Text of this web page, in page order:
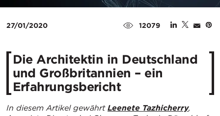
27/01/2020 12079
Die Architektin in Deutschland
und Großbritannien – ein
Erfahrungsbericht
In diesem Artikel gewährt Leenete Tazhicherry,